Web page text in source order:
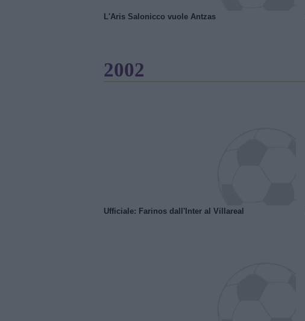
L'Aris Salonicco vuole Antzas
2002
Ufficiale: Farinos dall'Inter al Villareal